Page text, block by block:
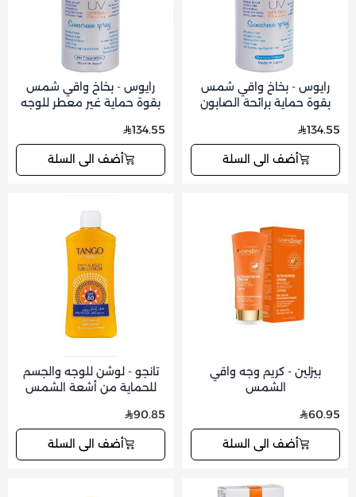
رايوس - بخاخ واقي شمس
بقوة حماية برائحة الصابون
134.55
أضف الى السلة
رايوس - بخاخ واقي شمس
بقوة حماية غير معطر للوجه
134.55
أضف الى السلة
بيزلين - كريم وجه واقي
الشمس
60.95
أضف الى السلة
تانجو - لوشن للوجه والجسم
للحماية من أشعة الشمس
90.85
أضف الى السلة